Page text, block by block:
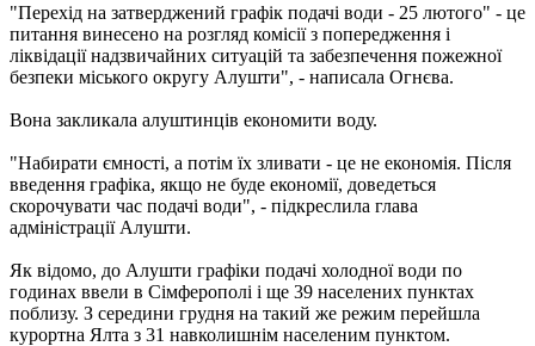
"Перехід на затверджений графік подачі води - 25 лютого" - це
питання винесено на розгляд комісії з попередження і
ліквідації надзвичайних ситуацій та забезпечення пожежної
безпеки міського округу Алушти", - написала Огнєва.
Вона закликала алуштинців економити воду.
"Набирати ємності, а потім їх зливати - це не економія. Після
введення графіка, якщо не буде економії, доведеться
скорочувати час подачі води", - підкреслила глава
адміністрації Алушти.
Як відомо, до Алушти графіки подачі холодної води по
годинах ввели в Сімферополі і ще 39 населених пунктах
поблизу. З середини грудня на такий же режим перейшла
курортна Ялта з 31 навколишнім населеним пунктом.